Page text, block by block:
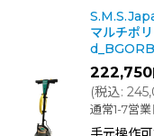
マルチポ
222,750
(税込:
通常1-7営